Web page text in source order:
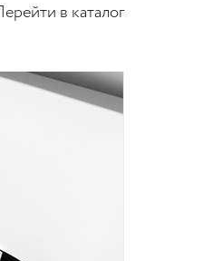
Перейти в каталог